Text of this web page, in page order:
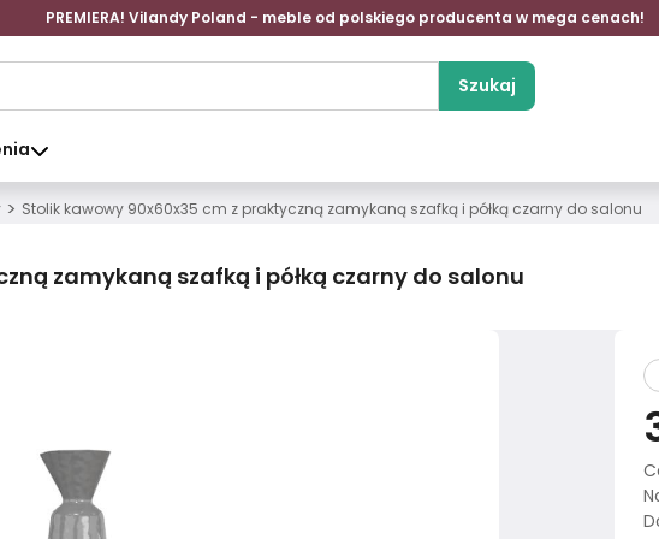
PREMIERA! Vilandy Poland - meble od polskiego producenta w mega cenach!
Szukaj
> Stolik kawowy 90x60x35 cm z praktyczną zamykaną szafką i półką czarny do salonu
zamykaną szafką i półką czarny do salonu